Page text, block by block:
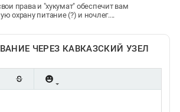
права и "хукумат" обеспечит вам
охрану питание (?) и ночлег....
ЧЕРЕЗ КАВКАЗСКИЙ УЗЕЛ